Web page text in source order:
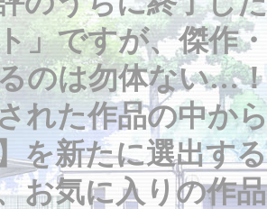
」ですが、傑作
のは勿体ない…
れた作品の中か
を新たに選出す
お気に入りの作